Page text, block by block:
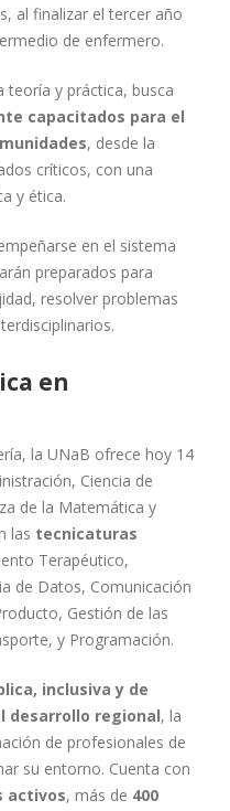
al finalizar el tercer año
de enfermero.
teoría y práctica, busca
capacitados para el
, desde la
críticos, con una
y ética.
en el sistema
preparados para
resolver problemas
en
la UNaB ofrece hoy 14
Ciencia de
de la Matemática y
las tecnicaturas
Terapéutico,
de Datos, Comunicación
Gestión de las
y Programación.
inclusiva y de
desarrollo regional, la
de profesionales de
su entorno. Cuenta con
activos, más de 400